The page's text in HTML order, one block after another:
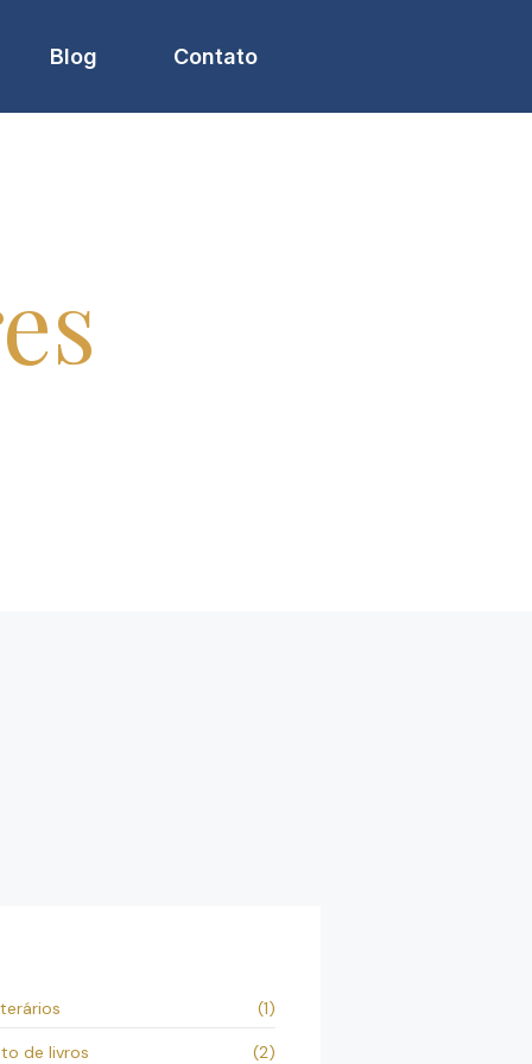
Blog Contato
(1)
de livros (2)